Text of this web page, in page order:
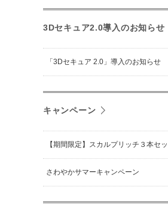
3Dセキュア2.0導入のお知らせ
「3Dセキュア 2.0」導入のお知らせ
キャンペーン
【期間限定】スカルプリッチ３本セッ
さわやかサマーキャンペーン